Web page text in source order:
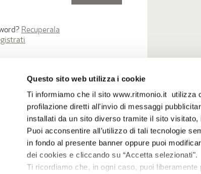
Questo sito web utilizza i cookie
Ti informiamo che il sito www.ritmonio.it
profilazione diretti all'invio di messaggi
installati da un sito diverso tramite il sito
Puoi acconsentire all’utilizzo di tali tecnologie
in fondo al presente banner oppure puoi
dei cookies e cliccando su “Accetta selezionati".
Ti ricordiamo che, in ogni caso, puoi
Recuperala
© Rubinetterie Ritmonio Srl |Dati societari|Note Legali |Cookie